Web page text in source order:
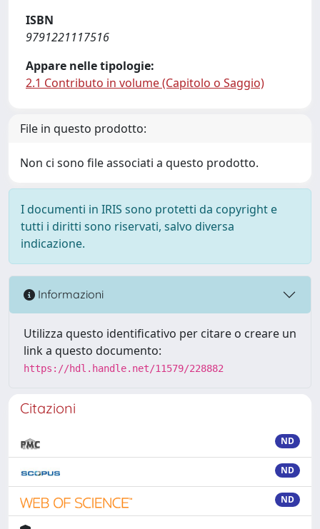
ISBN
9791221117516
Appare nelle tipologie:
2.1 Contributo in volume (Capitolo o Saggio)
File in questo prodotto:
Non ci sono file associati a questo prodotto.
I documenti in IRIS sono protetti da copyright e
tutti i diritti sono riservati, salvo diversa
indicazione.
Informazioni
Utilizza questo identificativo per citare o creare un
link a questo documento:
https://hdl.handle.net/11579/228882
Citazioni
ND
ND
ND